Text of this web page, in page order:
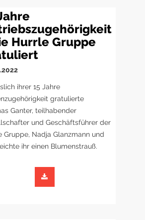
Hurrle Gruppe
ihrer 15 Jahre
gratulierte
Ganter, teilhabender
und Geschäftsführer der
Gruppe, Nadja Glanzmann und
ihr einen Blumenstrauß.